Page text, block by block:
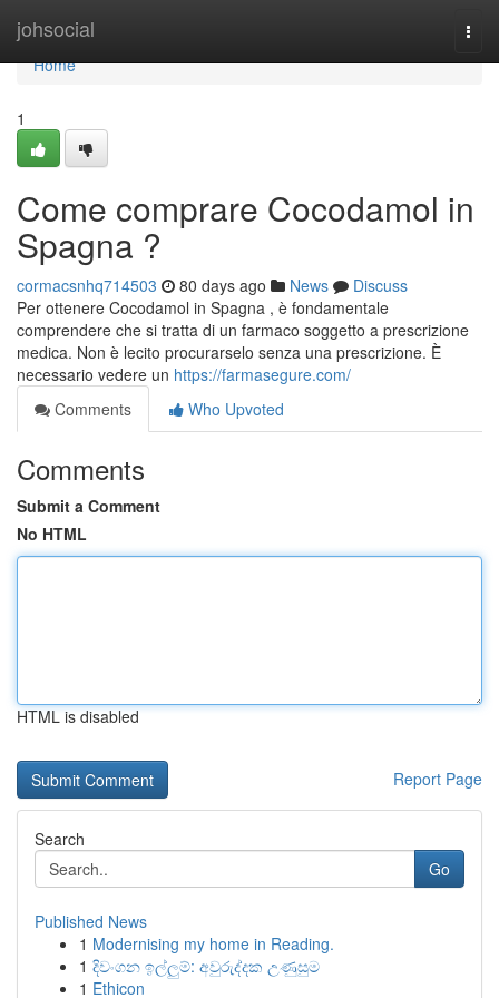
johsocial
Home
Home
1
Come comprare Cocodamol in
Spagna ?
cormacsnhq714503 80 days ago News
Discuss
Per ottenere Cocodamol in Spagna , è fondamentale
comprendere che si tratta di un farmaco soggetto a prescrizione
medica. Non è lecito procurarselo senza una prescrizione. È
necessario vedere un https://farmasegure.com/
Comments
Who Upvoted
Comments
Submit a Comment
No HTML
HTML is disabled
Report Page
Search
Go
Published News
1 Modernising my home in Reading.
1 දිවංගන ඉල්ලුම්: අවුරුද්දක උණුසුම
1 Ethicon